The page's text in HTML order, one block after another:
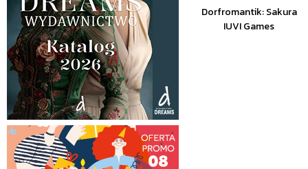
Dorfromantik: Sakura
IUVI Games